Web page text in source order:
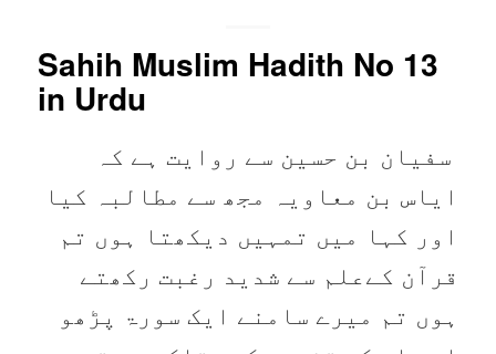
Sahih Muslim Hadith No 13
in Urdu
سفیان بن حسین سے روایت ہے کہ
ایاس بن معاویہ مجھ سے مطالبہ کیا
اور کہا میں تمہیں دیکھتا ہوں تم
قرآن کےعلم سے شدید رغبت رکھتے
ہوں تم میرے سامنے ایک سورۃ پڑھو